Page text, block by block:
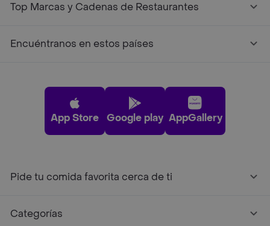
Top Marcas y Cadenas de Restaurantes
Encuéntranos en estos países
App Store Google play AppGallery
Pide tu comida favorita cerca de ti
Categorías